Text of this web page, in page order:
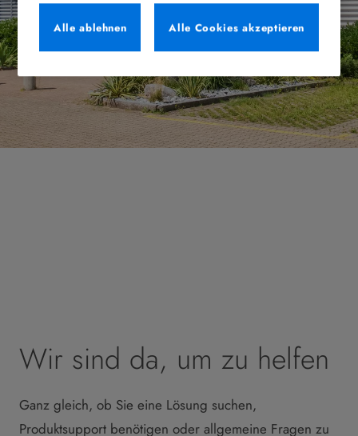
Wir sind da, um zu helfen
Ganz gleich, ob Sie eine Lösung suchen,
Produktsupport benötigen oder allgemeine Fragen zu
Alle ablehnen Alle Cookies akzeptieren